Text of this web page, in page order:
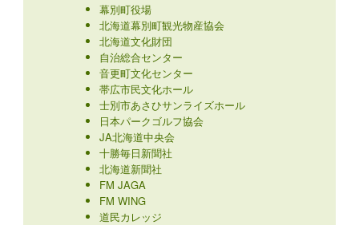
幕別町役場
北海道幕別町観光物産協会
北海道文化財団
自治総合センター
音更町文化センター
帯広市民文化ホール
士別市あさひサンライズホール
日本パークゴルフ協会
JA北海道中央会
十勝毎日新聞社
北海道新聞社
FM JAGA
FM WING
道民カレッジ